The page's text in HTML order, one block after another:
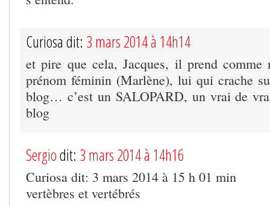
Curiosa dit: 3 mars 2014 à 14h14
et pire que cela, Jacques, il prend comme
prénom féminin (Marlène), lui qui crache
blog… c’est un SALOPARD, un vrai de
blog
Sergiodit: 3 mars 2014 à 14h16
Curiosa dit: 3 mars 2014 à 15 h 01 min
vertèbres et vertébrés